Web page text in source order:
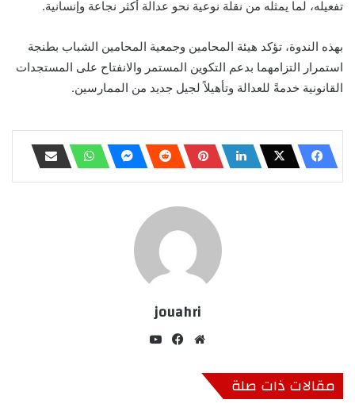
تفعيله، لما يمثله من نقلة نوعية نحو عدالة أكثر نجاعة وإنسانية.
بهذه الندوة، تؤكد هيئة المحامين وجمعية المحامين الشباب بطنجة
استمرار التزامهما بدعم التكوين المستمر والانفتاح على المستجدات
القانونية خدمةً للعدالة وتأهيلاً لجيل جديد من الممارسين.
jouahri
موق
في
مقالات ذات صلة